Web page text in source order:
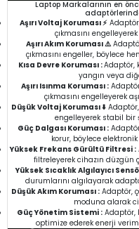
Laptop Markalarının en
Aşırı Voltaj Koruması ⚡
çıkmasını
Aşırı Akım Koruması ⚠️
çıkmasını engeller, böylece
Kısa Devre Koruması :Adaptör,
yangın veya
Aşırı Isınma Koruması :
çıkmasını engelleyerek
Düşük Voltaj Koruması ⬇️
engelleyerek stabil bir
Güç Dalgası Koruması :
korur, böylece
Yüksek Frekans Gürültü Filtresi :
filtreleyerek cihazın düzgün
Yüksek Sıcaklık Algılayıcı
durumlarını algılayarak
Düşük Akım Koruması : Adaptör,
moduna alarak
Güç Yönetim Sistemi :Adaptör,
optimize ederek enerji